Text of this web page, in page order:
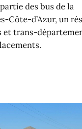
des bus de la
Côte-d’Azur, un
trans-